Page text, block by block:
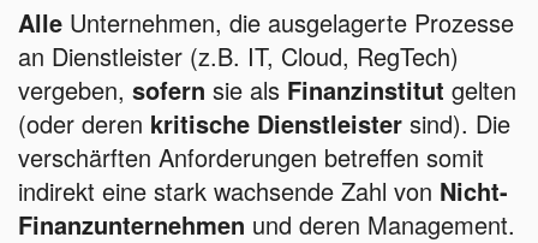
Alle Unternehmen, die ausgelagerte Prozesse
an Dienstleister (z.B. IT, Cloud, RegTech)
vergeben, sofern sie als Finanzinstitut gelten
(oder deren kritische Dienstleister sind). Die
verschärften Anforderungen betreffen somit
indirekt eine stark wachsende Zahl von Nicht-
Finanzunternehmen und deren Management.